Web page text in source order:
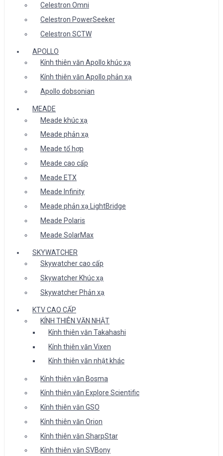
Celestron Omni
Celestron PowerSeeker
Celestron SCTW
APOLLO
Kính thiên văn Apollo khúc xạ
Kính thiên văn Apollo phản xạ
Apollo dobsonian
MEADE
Meade khúc xạ
Meade phản xạ
Meade tổ hợp
Meade cao cấp
Meade ETX
Meade Infinity
Meade phản xạ LightBridge
Meade Polaris
Meade SolarMax
SKYWATCHER
Skywatcher cao cấp
Skywatcher Khúc xạ
Skywatcher Phản xạ
KTV CAO CẤP
KÍNH THIÊN VĂN NHẬT
Kính thiên văn Takahashi
Kính thiên văn Vixen
Kính thiên văn nhật khác
Kính thiên văn Bosma
Kính thiên văn Explore Scientific
Kính thiên văn GSO
Kính thiên văn Orion
Kính thiên văn SharpStar
Kính thiên văn SVBony